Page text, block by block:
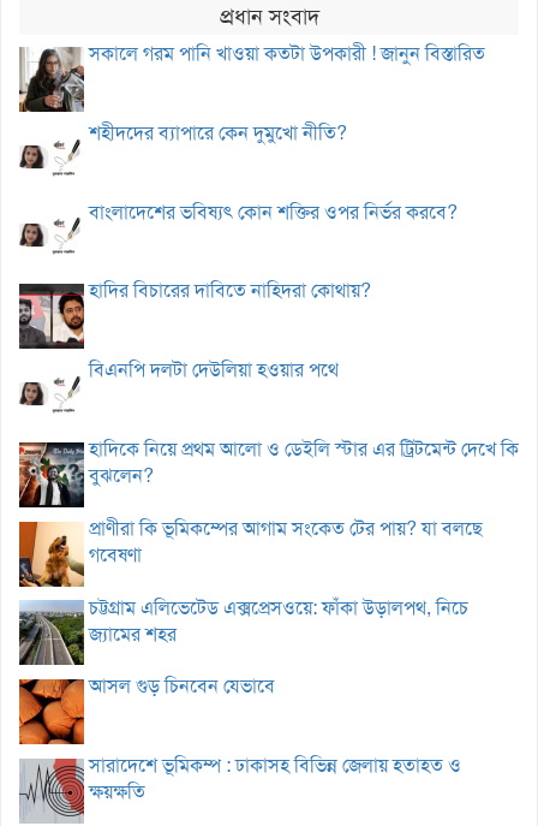
প্রধান সংবাদ
সকালে গরম পানি খাওয়া কতটা উপকারী ! জানুন বিস্তারিত
শহীদদের ব্যাপারে কেন দুমুখো নীতি?
বাংলাদেশের ভবিষ্যৎ কোন শক্তির ওপর নির্ভর করবে?
হাদির বিচারের দাবিতে নাহিদরা কোথায়?
বিএনপি দলটা দেউলিয়া হওয়ার পথে
হাদিকে নিয়ে প্রথম আলো ও ডেইলি স্টার এর ট্রিটমেন্ট দেখে কি
বুঝলেন?
প্রাণীরা কি ভূমিকম্পের আগাম সংকেত টের পায়? যা বলছে
গবেষণা
চট্টগ্রাম এলিভেটেড এক্সপ্রেসওয়ে: ফাঁকা উড়ালপথ, নিচে
জ্যামের শহর
আসল গুড় চিনবেন যেভাবে
সারাদেশে ভূমিকম্প : ঢাকাসহ বিভিন্ন জেলায় হতাহত ও
ক্ষয়ক্ষতি